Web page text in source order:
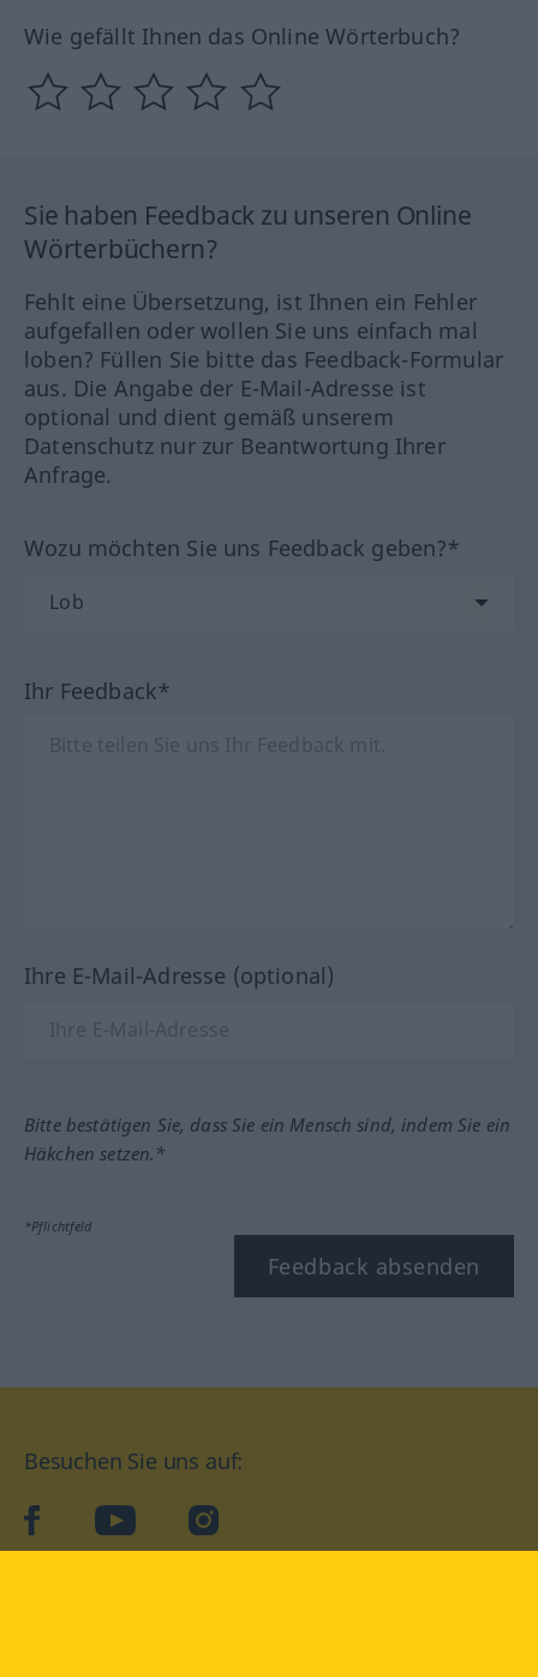
Wie gefällt Ihnen das Online Wörterbuch?
Sie haben Feedback zu unseren Online
Wörterbüchern?
Fehlt eine Übersetzung, ist Ihnen ein Fehler
aufgefallen oder wollen Sie uns einfach mal
loben? Füllen Sie bitte das Feedback-Formular
aus. Die Angabe der E-Mail-Adresse ist
optional und dient gemäß unserem
Datenschutz nur zur Beantwortung Ihrer
Anfrage.
Wozu möchten Sie uns Feedback geben?*
Ihr Feedback*
Ihre E-Mail-Adresse (optional)
Bitte bestätigen Sie, dass Sie ein Mensch sind, indem Sie ein
Häkchen setzen.*
*Pflichtfeld
Feedback absenden
Besuchen Sie uns auf:
facebookYouTube Instagram